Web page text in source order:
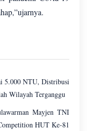
5.000 NTU, Distribusi
Wilayah Terganggu
Mayjen TNI
HUT Ke-81